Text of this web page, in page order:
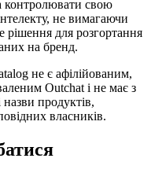
контролювати свою
не вимагаючи
рішення для розгортання
на бренд.
не є афілійованим,
Outchat і не має з
продуктів,
власників.